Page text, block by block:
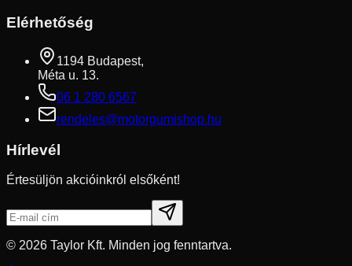
Elérhetőség
1194 Budapest,
Méta u. 13.
06 1 280 6567
rendeles@motorgumishop.hu
Hírlevél
Értesüljön akcióinkról elsőként!
© 2026 Taylor Kft. Minden jog fenntartva.